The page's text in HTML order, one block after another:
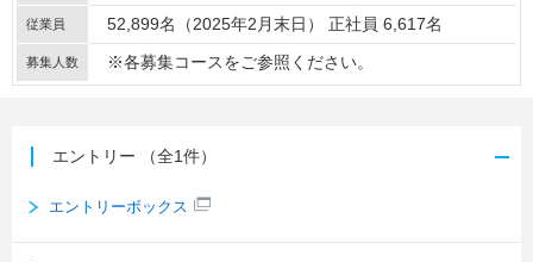
従業員 52,899名（2025年2月末日） 正社員 6,617名
募集人数 ※各募集コースをご参照ください。
エントリー （全1件）
エントリーボックス